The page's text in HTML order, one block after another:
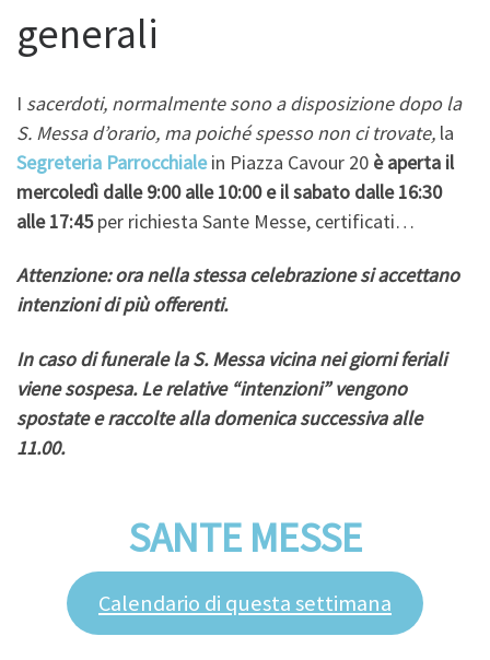
generali
I sacerdoti, normalmente sono a disposizione dopo la
S. Messa d’orario, ma poiché spesso non ci trovate, la
Segreteria Parrocchiale in Piazza Cavour 20 è aperta il
mercoledì dalle 9:00 alle 10:00 e il sabato dalle 16:30
alle 17:45per richiesta Sante Messe, certificati…
Attenzione: oranella stessa celebrazionesi accettano
intenzioni di più offerenti.
In caso di funerale la S. Messa vicina nei giorni feriali
viene sospesa. Le relative “intenzioni” vengono
spostate e raccolte alla domenica successiva alle
11.00.
SANTE MESSE
Calendario di questa settimana